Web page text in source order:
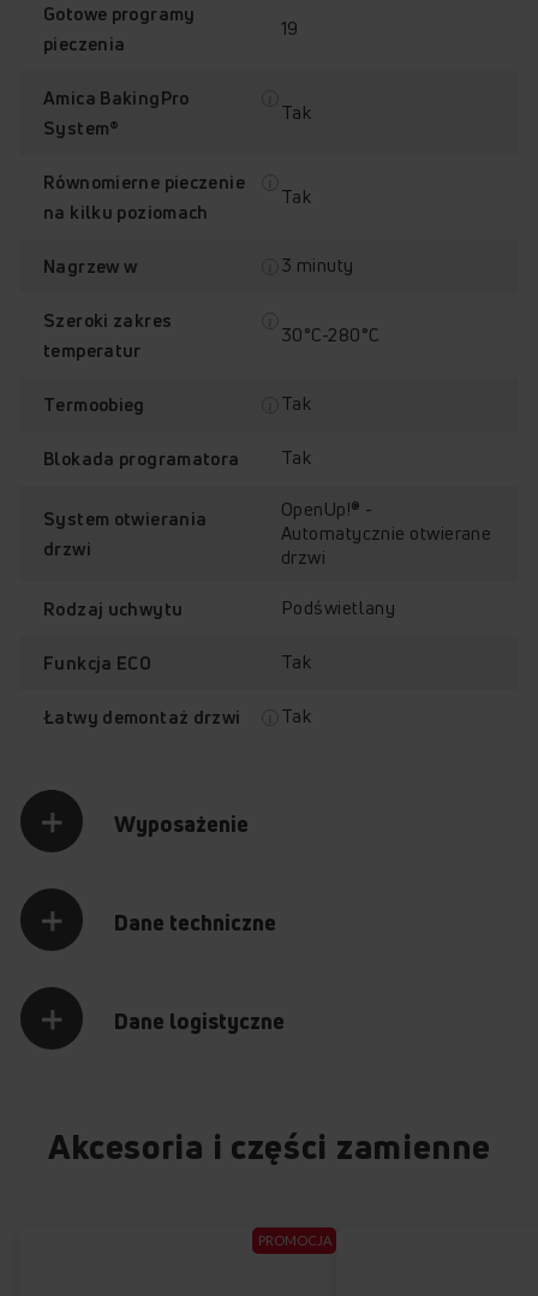
Gotowe programy
pieczenia
19
Amica BakingPro
System®
Tak
Równomierne pieczenie
na kilku poziomach
Tak
Nagrzew w 3 minuty
Szeroki zakres
temperatur
30°C-280°C
Termoobieg Tak
Blokada programatora Tak
System otwierania
drzwi
OpenUp!® -
Automatycznie otwierane
drzwi
Rodzaj uchwytu Podświetlany
Funkcja ECO Tak
Łatwy demontaż drzwi Tak
Wyposażenie
Dane techniczne
Dane logistyczne
Akcesoria i części zamienne
PROMOCJA